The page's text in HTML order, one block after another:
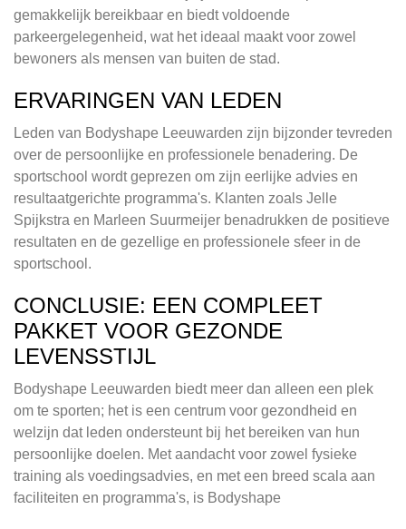
gemakkelijk bereikbaar en biedt voldoende
parkeergelegenheid, wat het ideaal maakt voor zowel
bewoners als mensen van buiten de stad.
ERVARINGEN VAN LEDEN
Leden van Bodyshape Leeuwarden zijn bijzonder tevreden
over de persoonlijke en professionele benadering. De
sportschool wordt geprezen om zijn eerlijke advies en
resultaatgerichte programma's. Klanten zoals Jelle
Spijkstra en Marleen Suurmeijer benadrukken de positieve
resultaten en de gezellige en professionele sfeer in de
sportschool.
CONCLUSIE: EEN COMPLEET
PAKKET VOOR GEZONDE
LEVENSSTIJL
Bodyshape Leeuwarden biedt meer dan alleen een plek
om te sporten; het is een centrum voor gezondheid en
welzijn dat leden ondersteunt bij het bereiken van hun
persoonlijke doelen. Met aandacht voor zowel fysieke
training als voedingsadvies, en met een breed scala aan
faciliteiten en programma's, is Bodyshape